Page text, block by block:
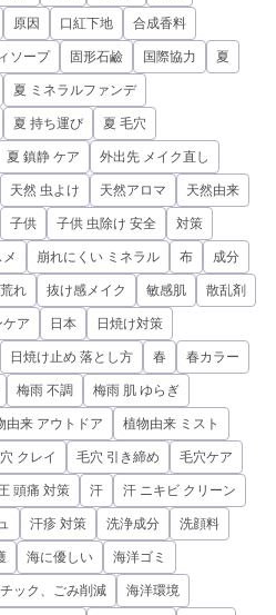
原因 口紅下地 合成香料
ソープ 固形石鹼 国際協力 夏
夏 ミネラルファンデ
夏 持ち運び 夏 毛穴
夏 鎮静 ケア 外出先 メイク直し
天然 虫よけ 天然アロマ 天然由来
子供 子供 虫除け 安全 対策
崩れにくい ミネラル 布 成分
れ 抜け感メイク 敏感肌 散乱剤
ア 日本 日焼け対策
日焼け止め 落とし方 春 春カラー
梅雨 不調 梅雨 肌 ゆらぎ
由来 アウトドア 植物由来 ミスト
クレイ 毛穴 引き締め 毛穴ケア
頭痛 対策 汗 汗 ニキビ クリーン
汗疹 対策 洗浄成分 洗顔料
海に優しい 海洋ゴミ
ック、ごみ削減 海洋環境